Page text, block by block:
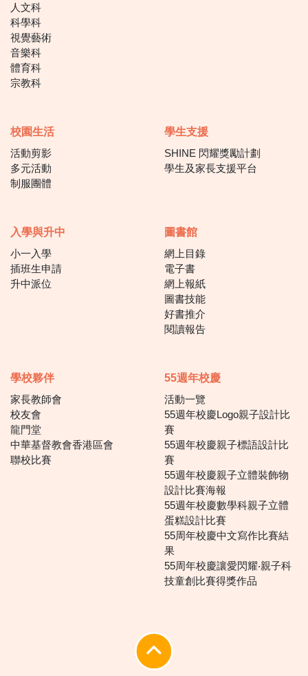
人文科
科學科
視覺藝術
音樂科
體育科
宗教科
校園生活
活動剪影
多元活動
制服團體
學生支援
SHINE 閃耀獎勵計劃
學生及家長支援平台
入學與升中
小一入學
插班生申請
升中派位
圖書館
網上目錄
電子書
網上報紙
圖書技能
好書推介
閱讀報告
學校夥伴
家長教師會
校友會
龍門堂
中華基督教會香港區會
聯校比賽
55週年校慶
活動一覽
55週年校慶Logo親子設計比
賽
55週年校慶親子標語設計比
賽
55週年校慶親子立體裝飾物
設計比賽海報
55週年校慶數學科親子立體
蛋糕設計比賽
55周年校慶中文寫作比賽結
果
55周年校慶讓愛閃耀‧親子科
技童創比賽得獎作品